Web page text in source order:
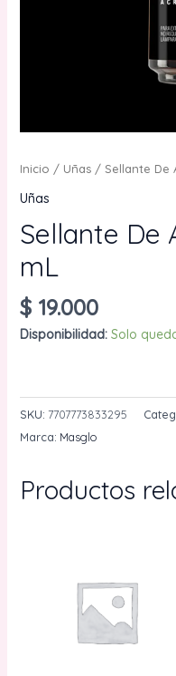
Inicio / Uñas/ Sellante De
Uñas
Sellante De
mL
$19.000
Disponibilidad: Solo
Acrilico
Masglo
mL
cantidad
SKU: 7707773833295
Marca: Masglo
Productos